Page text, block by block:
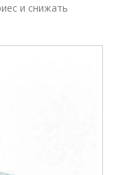
и снижать